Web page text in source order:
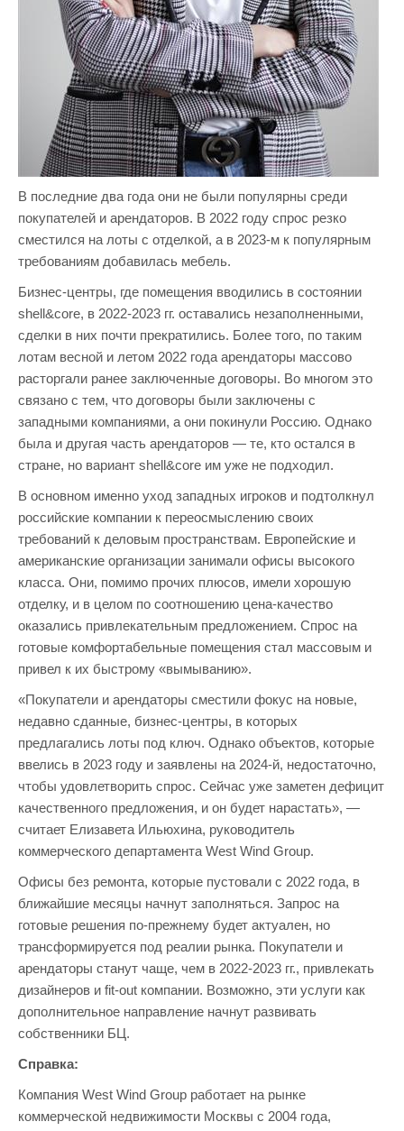
В последние два года они не были популярны среди
покупателей и арендаторов. В 2022 году спрос резко
сместился на лоты с отделкой, а в 2023-м к популярным
требованиям добавилась мебель.
Бизнес-центры, где помещения вводились в состоянии
shell&core, в 2022-2023 гг. оставались незаполненными,
сделки в них почти прекратились. Более того, по таким
лотам весной и летом 2022 года арендаторы массово
расторгали ранее заключенные договоры. Во многом это
связано с тем, что договоры были заключены с
западными компаниями, а они покинули Россию. Однако
была и другая часть арендаторов — те, кто остался в
стране, но вариант shell&core им уже не подходил.
В основном именно уход западных игроков и подтолкнул
российские компании к переосмыслению своих
требований к деловым пространствам. Европейские и
американские организации занимали офисы высокого
класса. Они, помимо прочих плюсов, имели хорошую
отделку, и в целом по соотношению цена-качество
оказались привлекательным предложением. Спрос на
готовые комфортабельные помещения стал массовым и
привел к их быстрому «вымыванию».
«Покупатели и арендаторы сместили фокус на новые,
недавно сданные, бизнес-центры, в которых
предлагались лоты под ключ. Однако объектов, которые
ввелись в 2023 году и заявлены на 2024-й, недостаточно,
чтобы удовлетворить спрос. Сейчас уже заметен дефицит
качественного предложения, и он будет нарастать», —
считает Елизавета Ильюхина, руководитель
коммерческого департамента West Wind Group.
Офисы без ремонта, которые пустовали с 2022 года, в
ближайшие месяцы начнут заполняться. Запрос на
готовые решения по-прежнему будет актуален, но
трансформируется под реалии рынка. Покупатели и
арендаторы станут чаще, чем в 2022-2023 гг., привлекать
дизайнеров и fit-out компании. Возможно, эти услуги как
дополнительное направление начнут развивать
собственники БЦ.
Справка:
Компания West Wind Group работает на рынке
коммерческой недвижимости Москвы с 2004 года,